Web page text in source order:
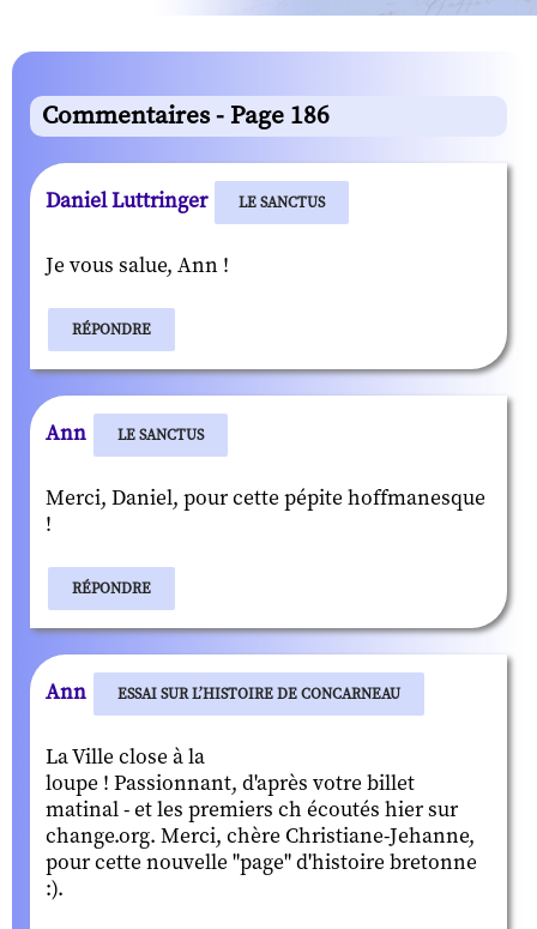
Commentaires - Page 186
Daniel Luttringer LE SANCTUS
Je vous salue, Ann !
RÉPONDRE
Ann LE SANCTUS
Merci, Daniel, pour cette pépite hoffmanesque
!
RÉPONDRE
Ann ESSAI SUR L’HISTOIRE DE CONCARNEAU
La Ville close à la
loupe ! Passionnant, d'après votre billet
matinal - et les premiers ch écoutés hier sur
change.org. Merci, chère Christiane-Jehanne,
pour cette nouvelle "page" d'histoire bretonne
:).